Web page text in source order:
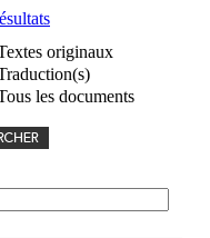
originaux
les documents